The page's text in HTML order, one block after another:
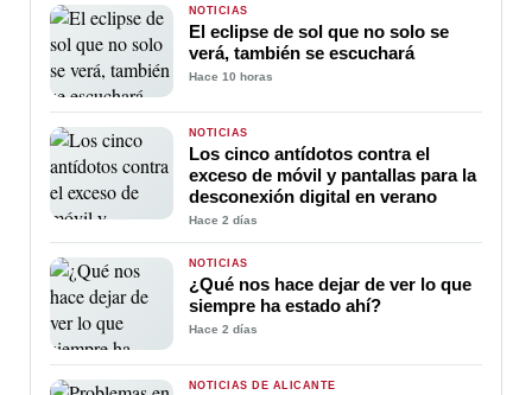
NOTICIAS
El eclipse de sol que no solo se
verá, también se escuchará
Hace 10 horas
NOTICIAS
Los cinco antídotos contra el
exceso de móvil y pantallas para la
desconexión digital en verano
Hace 2 días
NOTICIAS
¿Qué nos hace dejar de ver lo que
siempre ha estado ahí?
Hace 2 días
NOTICIAS DE ALICANTE